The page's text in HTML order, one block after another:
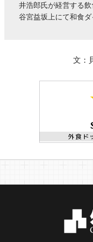
井浩郎氏が経営する
谷宮益坂上にて和食
文：